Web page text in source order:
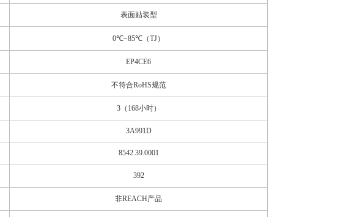
表面贴装型
0℃~85℃（TJ）
EP4CE6
不符合RoHS规范
3（168小时）
3A991D
8542.39.0001
392
非REACH产品